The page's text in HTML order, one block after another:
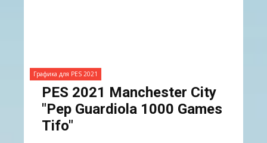
Графика для PES 2021
PES 2021 Manchester City
"Pep Guardiola 1000 Games
Tifo"